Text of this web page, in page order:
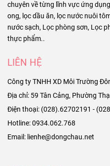
chuyên về từng lĩnh vực ứng
ong, lọc dầu ăn, lọc nước nuôi
nước sạch, Lọc phòng sơn, Lọc
thực phẩm..
LIÊN HỆ
Công ty TNHH XD Môi Trường
Địa chỉ: 59 Tân Cảng, Phường
Điện thoại: (028).62702191 -
Hotline: 0934.062.768
Email: lienhe@dongchau.net